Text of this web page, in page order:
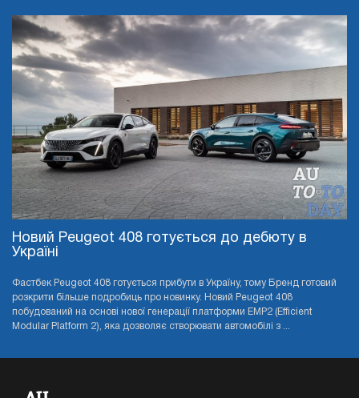
Новий Peugeot 408 готується до дебюту в
Україні
Фастбек Peugeot 408 готується прибути в Україну, тому Бренд готовий
розкрити більше подробиць про новинку. Новий Peugeot 408
побудований на основі нової генерації платформи EMP2 (Efficient
Modular Platform 2), яка дозволяє створювати автомобілі з ...